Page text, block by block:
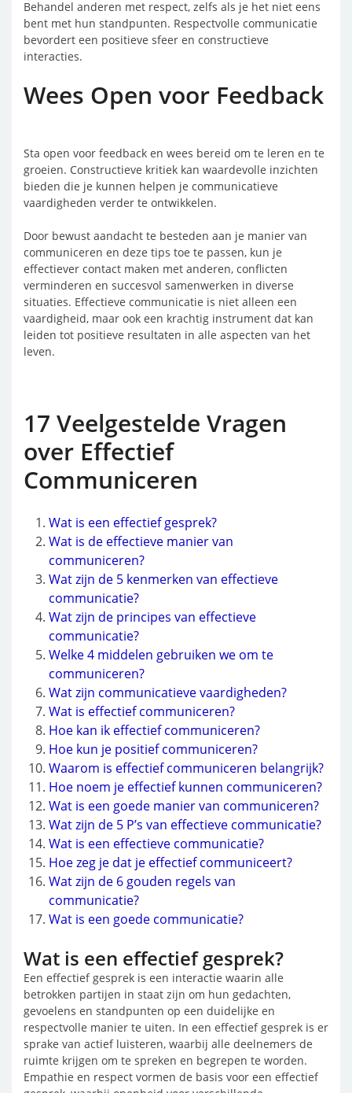
Behandel anderen met respect, zelfs als je het niet eens
bent met hun standpunten. Respectvolle communicatie
bevordert een positieve sfeer en constructieve
interacties.
Wees Open voor Feedback
Sta open voor feedback en wees bereid om te leren en te
groeien. Constructieve kritiek kan waardevolle inzichten
bieden die je kunnen helpen je communicatieve
vaardigheden verder te ontwikkelen.
Door bewust aandacht te besteden aan je manier van
communiceren en deze tips toe te passen, kun je
effectiever contact maken met anderen, conflicten
verminderen en succesvol samenwerken in diverse
situaties. Effectieve communicatie is niet alleen een
vaardigheid, maar ook een krachtig instrument dat kan
leiden tot positieve resultaten in alle aspecten van het
leven.
17 Veelgestelde Vragen
over Effectief
Communiceren
Wat is een effectief gesprek?
Wat is de effectieve manier van
communiceren?
Wat zijn de 5 kenmerken van effectieve
communicatie?
Wat zijn de principes van effectieve
communicatie?
Welke 4 middelen gebruiken we om te
communiceren?
Wat zijn communicatieve vaardigheden?
Wat is effectief communiceren?
Hoe kan ik effectief communiceren?
Hoe kun je positief communiceren?
Waarom is effectief communiceren belangrijk?
Hoe noem je effectief kunnen communiceren?
Wat is een goede manier van communiceren?
Wat zijn de 5 P’s van effectieve communicatie?
Wat is een effectieve communicatie?
Hoe zeg je dat je effectief communiceert?
Wat zijn de 6 gouden regels van
communicatie?
Wat is een goede communicatie?
Wat is een effectief gesprek?
Een effectief gesprek is een interactie waarin alle
betrokken partijen in staat zijn om hun gedachten,
gevoelens en standpunten op een duidelijke en
respectvolle manier te uiten. In een effectief gesprek is er
sprake van actief luisteren, waarbij alle deelnemers de
ruimte krijgen om te spreken en begrepen te worden.
Empathie en respect vormen de basis voor een effectief